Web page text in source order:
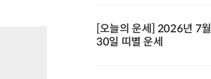
[오늘의 운세] 2026년 7월
30일 띠별 운세